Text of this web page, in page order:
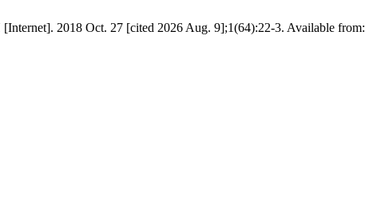
2018 Oct. 27 [cited 2026 Aug. 9];1(64):22-3. Available from: